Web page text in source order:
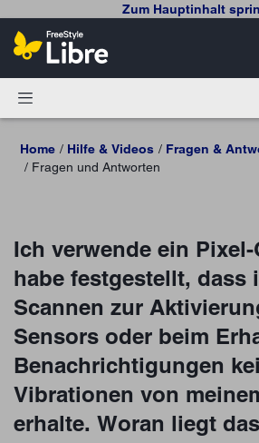
Zum Hauptinhalt
Home Hilfe & Videos
Fragen &
Fragen und Antworten
Ich verwende ein
habe festgestellt, dass
Scannen zur
Sensors oder beim
Benachrichtigungen
Vibrationen von
erhalte. Woran liegt